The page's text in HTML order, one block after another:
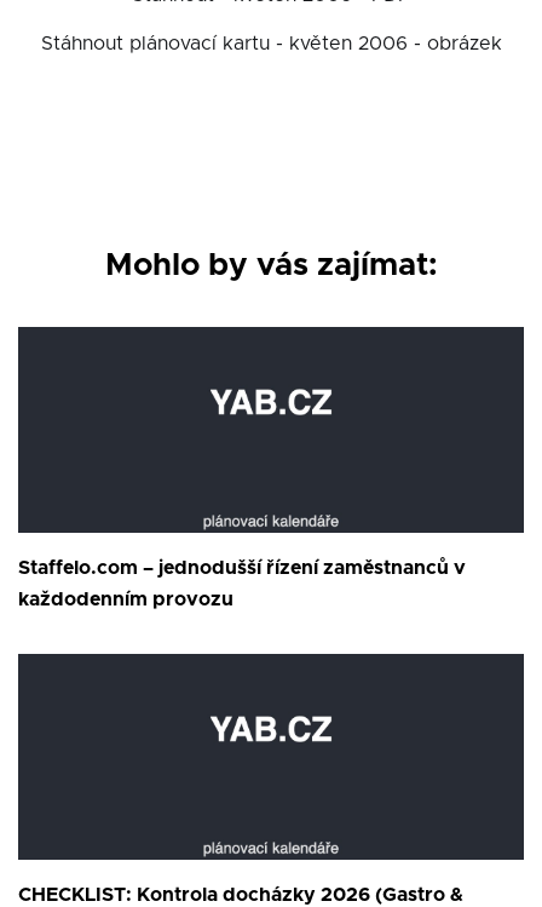
Stáhnout plánovací kartu - květen 2006 - obrázek
Mohlo by vás zajímat:
Staffelo.com – jednodušší řízení zaměstnanců v
každodenním provozu
CHECKLIST: Kontrola docházky 2026 (Gastro &